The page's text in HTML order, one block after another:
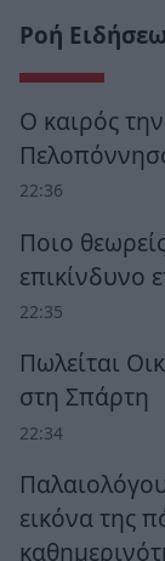
Ροή
Ο καιρός
22:36
Ποιο
επικίνδυνο
22:35
Πωλείται
στη Σπάρτη
22:34
εικόνα της